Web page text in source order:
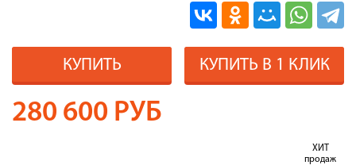
КУПИТЬ КУПИТЬ В 1 КЛИК
280 600 РУБ
ХИТ
продаж